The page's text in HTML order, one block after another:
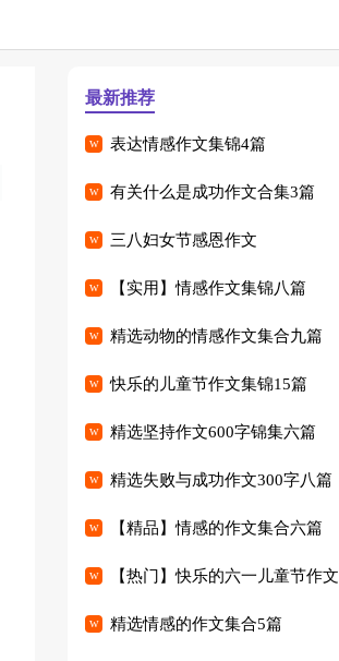
最新推荐
表达情感作文集锦4篇
有关什么是成功作文合集3篇
三八妇女节感恩作文
【实用】情感作文集锦八篇
精选动物的情感作文集合九篇
快乐的儿童节作文集锦15篇
精选坚持作文600字锦集六篇
精选失败与成功作文300字八篇
【精品】情感的作文集合六篇
【热门】快乐的六一儿童节作文
精选情感的作文集合5篇